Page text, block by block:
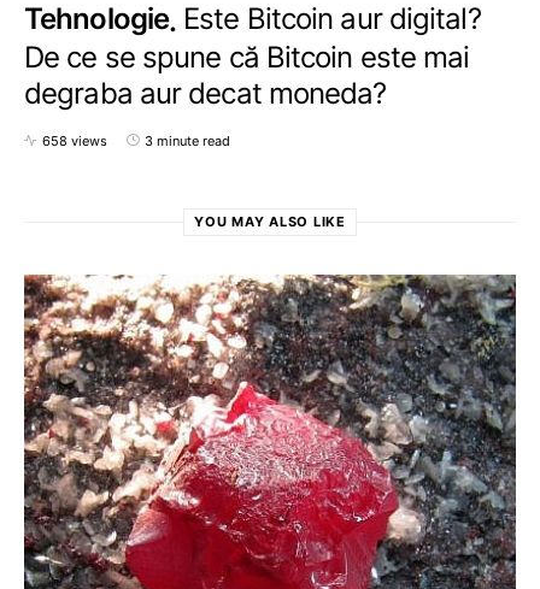
Tehnologie Este Bitcoin aur digital?
De ce se spune că Bitcoin este mai
degraba aur decat moneda?
658 views 3 minute read
YOU MAY ALSO LIKE